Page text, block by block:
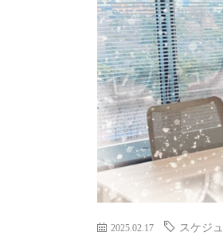
2025.02.17 スケジ